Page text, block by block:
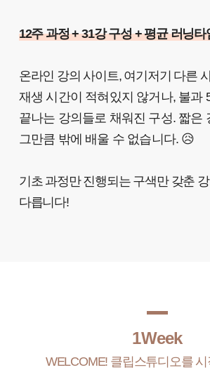
12주 과정 + 31강 구성 + 평균 러닝타
온라인 강의 사이트, 여기저기 다른
재생 시간이 적혀있지 않거나, 불과
끝나는 강의들로 채워진 구성. 짧은
그만큼 밖에 배울 수 없습니다. 😥
기초 과정만 진행되는 구색만 갖춘
다릅니다!
1Week
WELCOME! 클립스튜디오를